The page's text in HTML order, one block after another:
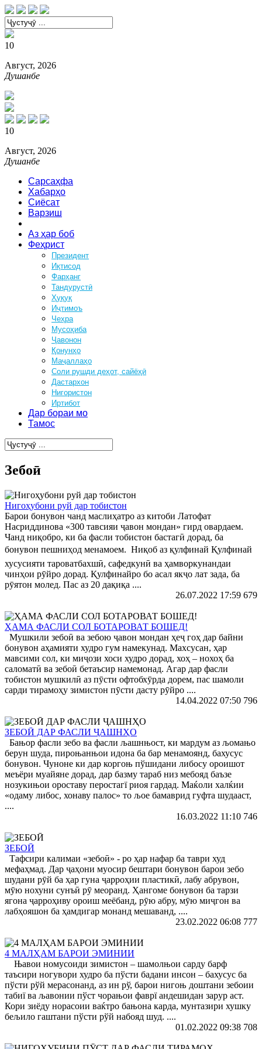
10
Август, 2026
Душанбе
10
Август, 2026
Душанбе
Сарсаҳфа
Хабарҳо
Сиёсат
Варзиш
Аз ҳар боб
Феҳрист
Президент
Иқтисод
Фарҳанг
Тандурустӣ
Ҳуқуқ
Иҷтимоъ
Чеҳра
Мусоҳиба
Ҷавонон
Қонунҳо
Маҷаллаҳо
Соли рушди деҳот, сайёҳӣ
Дастархон
Нигористон
Иртибот
Дар бораи мо
Тамос
Зебоӣ
Нигоҳубони руй дар тобистон
Барои бонувон чанд маслиҳатро аз китоби Латофат
Насриддинова «300 тавсияи ҷавон мондан» гирд овардаем.
Чанд ниқобро, ки ба фасли тобистон бастагӣ дорад, ба
бонувон пешниҳод менамоем.  Ниқоб аз қулфинай Қулфинай
хусусияти тароватбахшӣ, сафед­кунӣ ва ҳамворкунандаи
чинҳои рӯйро дорад. Қулфинайро бо асал якҷо лат зада, ба
рӯятон молед. Пас аз 20 дақиқа ....
26.07.2022 17:59 679
ҲАМА ФАСЛИ СОЛ БОТАРОВАТ БОШЕД!
Мушкили зебоӣ ва зебою ҷавон мондан ҳеҷ гоҳ дар байни
бонувон аҳамияти худро гум намекунад. Махсусан, ҳар
мавсими сол, ки миҷози хоси худро дорад, хоҳ – нохоҳ ба
саломатӣ ва зебоӣ бетаъсир намемонад. Агар дар фасли
тобистон мушкилӣ аз пӯсти офтобхӯрда дорем, пас шамоли
сарди тирамоҳу зимистон пӯсти дасту рӯйро ....
14.04.2022 07:50 796
ЗЕБОӢ ДАР ФАСЛИ ҶАШНҲО
Бањор фасли зебо ва фасли љашнњост, ки мардум аз љомањо
берун шуда, пироњанњои идона ба бар менамоянд, бахусус
бонувон. Чуноне ки дар коргоњ пўшидани либосу ороишот
меъёри муайяне дорад, дар базму тараб низ мебояд баъзе
нозукињои ороставу перостагї риоя гардад. Маќоли халќии
«одаму либос, хонаву палос» то љое бамаврид гуфта шудааст,
....
16.03.2022 11:10 746
ЗЕБОӢ
Тафсири калимаи «зебоӣ» - ро ҳар нафар ба таври худ
мефаҳмад. Дар ҷаҳони муосир бештари бонувон барои зебо
шудани рӯй ба ҳар гуна ҷарроҳии пластикӣ, лабу абрувон,
мӯю нохуни сунъӣ рӯ меоранд. Ҳангоме бонувон ба тарзи
ягона ҷарроҳиву ороиш меёбанд, рӯю абру, мӯю миҷгон ва
лабҳояшон ба ҳамдигар монанд мешаванд, ....
23.02.2022 06:08 777
4 МАЛҲАМ БАРОИ ЭМИНИИ
Њавои номусоиди зимистон – шамолњои сарду барф
таъсири ногувори худро ба пўсти бадани инсон – бахусус ба
пўсти рўй мерасонанд, аз ин рў, барои нигоњ доштани зебоии
табиї ва љавонии пўст чорањои фаврї андешидан зарур аст.
Кори зиёду норасоии ваќтро бањона карда, мунтазири хушку
бељило гаштани пўсти рўй набояд шуд. ....
01.02.2022 09:38 708